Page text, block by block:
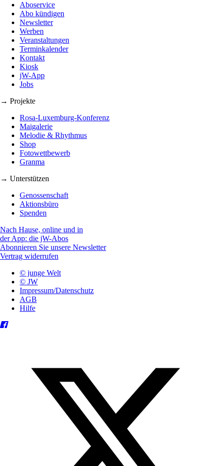
Aboservice
Abo kündigen
Newsletter
Werben
Veranstaltungen
Terminkalender
Kontakt
Kiosk
jW-App
Jobs
→ Projekte
Rosa-Luxemburg-Konferenz
Maigalerie
Melodie & Rhythmus
Shop
Fotowettbewerb
Granma
→ Unterstützen
Genossenschaft
Aktionsbüro
Spenden
Nach Hause, online und in
der App: die jW-Abos
Abonnieren Sie unsere Newsletter
Vertrag widerrufen
© junge Welt
© JW
Impressum/Datenschutz
AGB
Hilfe